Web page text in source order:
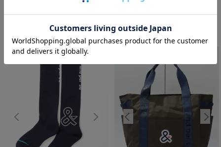
4,180税込
人気アイテム